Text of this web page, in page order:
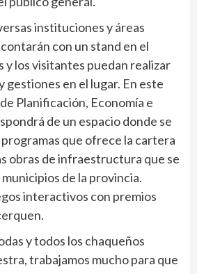
instituciones y áreas
con un stand en el
y los visitantes puedan realizar
gestiones en el lugar. En este
Planificación, Economía e
de un espacio donde se
que ofrece la cartera
obras de infraestructura que se
de la provincia.
interactivos con premios
y todos los chaqueños
trabajamos mucho para que